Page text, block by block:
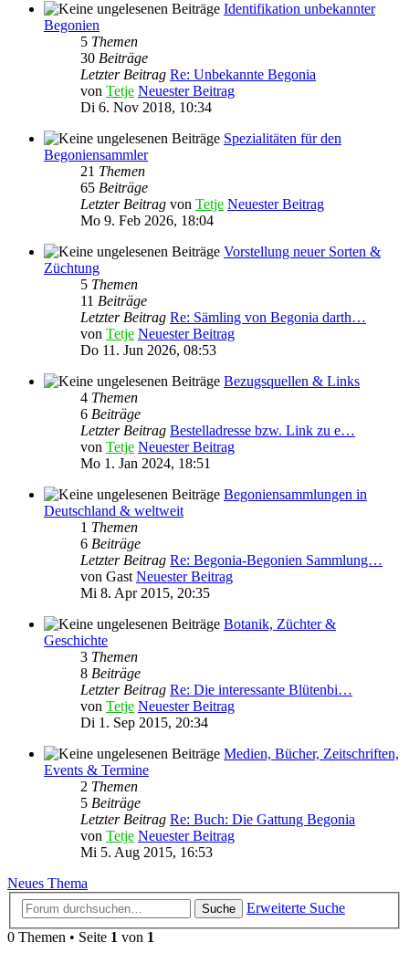
Identifikation unbekannter
Begonien
5 Themen
30 Beiträge
Letzter Beitrag Re: Unbekannte Begonia
von Tetje Neuester Beitrag
Di 6. Nov 2018, 10:34
Spezialitäten für den
Begoniensammler
21 Themen
65 Beiträge
Letzter Beitrag von Tetje Neuester Beitrag
Mo 9. Feb 2026, 18:04
Vorstellung neuer Sorten &
Züchtung
5 Themen
11 Beiträge
Letzter Beitrag Re: Sämling von Begonia darth…
von Tetje Neuester Beitrag
Do 11. Jun 2026, 08:53
Bezugsquellen & Links
4 Themen
6 Beiträge
Letzter Beitrag Bestelladresse bzw. Link zu e…
von Tetje Neuester Beitrag
Mo 1. Jan 2024, 18:51
Begoniensammlungen in
Deutschland & weltweit
1 Themen
6 Beiträge
Letzter Beitrag Re: Begonia-Begonien Sammlung…
von Gast Neuester Beitrag
Mi 8. Apr 2015, 20:35
Botanik, Züchter &
Geschichte
3 Themen
8 Beiträge
Letzter Beitrag Re: Die interessante Blütenbi…
von Tetje Neuester Beitrag
Di 1. Sep 2015, 20:34
Medien, Bücher, Zeitschriften,
Events & Termine
2 Themen
5 Beiträge
Letzter Beitrag Re: Buch: Die Gattung Begonia
von Tetje Neuester Beitrag
Mi 5. Aug 2015, 16:53
Neues Thema
Suche
Erweiterte Suche
0 Themen • Seite 1 von 1